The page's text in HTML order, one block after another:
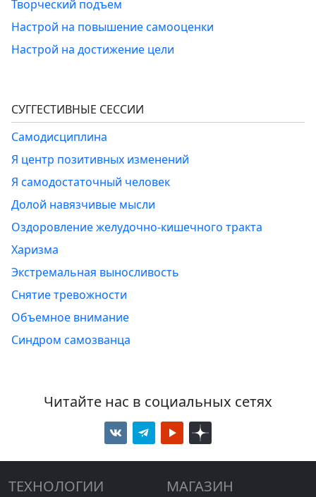
Творческий подъем
Настрой на повышение самооценки
Настрой на достижение цели
СУГГЕСТИВНЫЕ СЕССИИ
Самодисциплина
Я центр позитивных изменений
Я самодостаточный человек
Долой навязчивые мысли
Оздоровление желудочно-кишечного тракта
Харизма
Экстремальная выносливость
Снятие тревожности
Объемное внимание
Синдром самозванца
Читайте нас в социальных сетях
ТЕХНОЛОГИИ МАГАЗИН